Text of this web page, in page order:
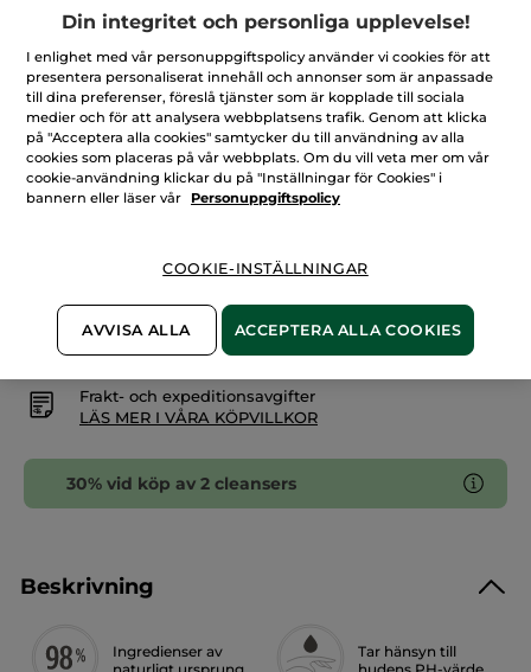
4.1
5
stjärnor.
recensioner
för
Lugnande
mjölkigt
micellärvatten
179,00 Kr
Antal
LÄGG I VARUKORGEN
Fri frakt vid köp över 229 kr
Levereras från La Gacilly, Frankrike
Säker betalning med Klarna
100% nöjd eller pengarna tillbaka
Frakt- och expeditionsavgifter
LÄS MER I VÅRA KÖPVILLKOR
30% vid köp av 2 cleansers
Beskrivning
Ingredienser av
Tar hänsyn till
Din integritet och personliga upplevelse!
I enlighet med vår personuppgiftspolicy använder vi cookies för att
presentera personaliserat innehåll och annonser som är anpassade
till dina preferenser, föreslå tjänster som är kopplade till sociala
medier och för att analysera webbplatsens trafik. Genom att klicka
på "Acceptera alla cookies" samtycker du till användning av alla
cookies som placeras på vår webbplats. Om du vill veta mer om vår
cookie-användning klickar du på "Inställningar för Cookies" i
bannern eller läser vår
Personuppgiftspolicy
COOKIE-INSTÄLLNINGAR
AVVISA ALLA ACCEPTERA ALLA COOKIES